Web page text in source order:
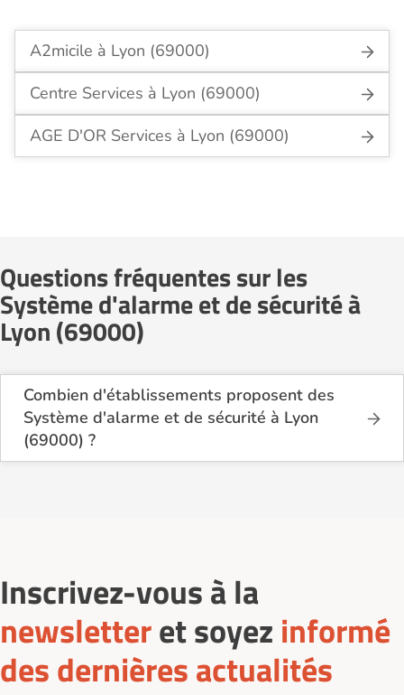
A2micile à Lyon (69000)
Centre Services à Lyon (69000)
AGE D'OR Services à Lyon (69000)
Questions fréquentes sur les
Système d'alarme et de sécurité à
Lyon (69000)
Combien d'établissements proposent des
Système d'alarme et de sécurité à Lyon
(69000) ?
Sur le site Logement-seniors.com, on recense
Inscrivez-vous à la
newsletteret soyez informé
des dernières actualités